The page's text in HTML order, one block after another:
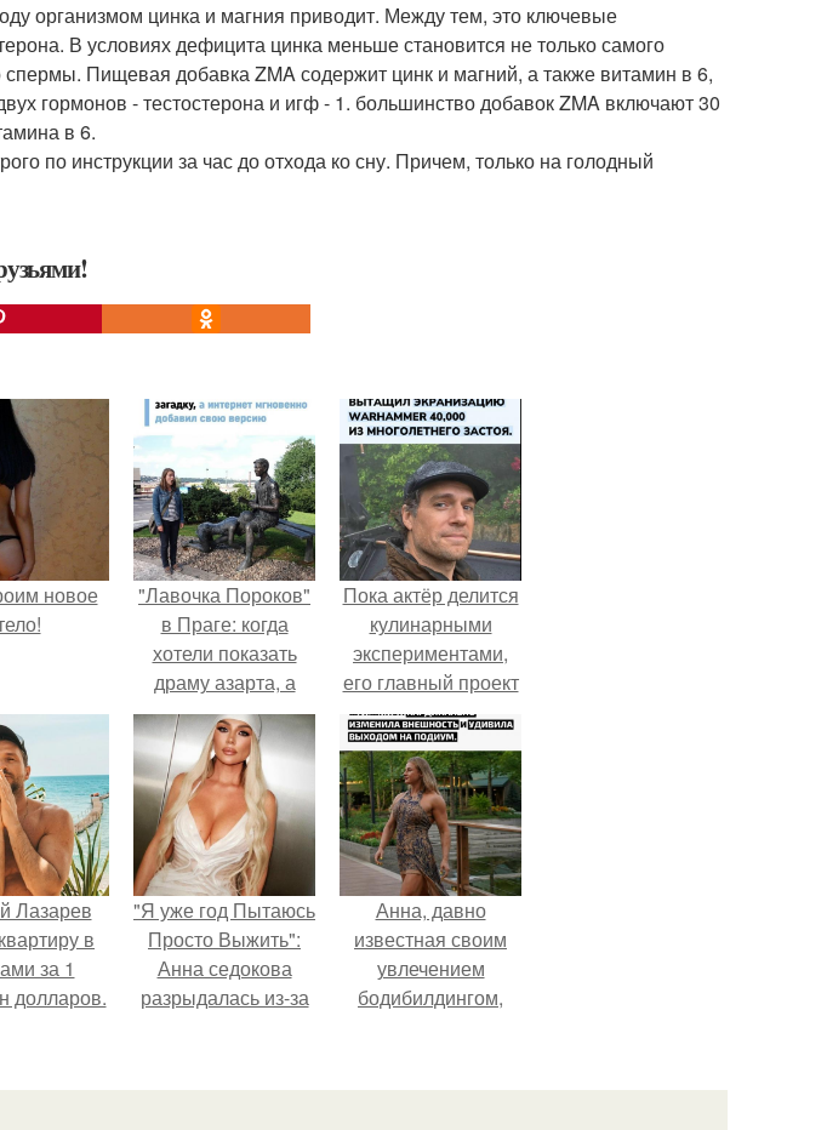
организмом цинка и магния приводит. Между тем, это ключевые
В условиях дефицита цинка меньше становится не только самого
спермы. Пищевая добавка ZMA содержит цинк и магний, а также витамин в 6,
гормонов - тестостерона и игф - 1. большинство добавок ZMA включают 30
в 6.
по инструкции за час до отхода ко сну. Причем, только на голодный
новое
"Лавочка Пороков"
в Праге: когда
хотели показать
драму азарта, а
получился 18+.
Пока актёр делится
кулинарными
экспериментами,
его главный проект
сделал серьёзный
шаг вперёд.
Лазарев
в
за 1
долларов.
"Я уже год Пытаюсь
Просто Выжить":
Анна седокова
разрыдалась из-за
Анна, давно
известная своим
увлечением
бодибилдингом,
в роли модели.